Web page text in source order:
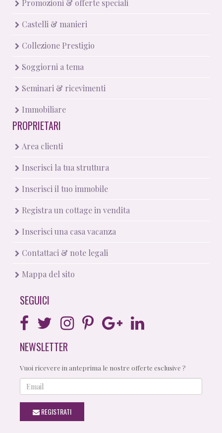
Promozioni & offerte speciali
Castelli & manieri
Collezione Prestigio
Soggiorni a tema
Seminari & ricevimenti
Immobiliare
PROPRIETARI
Area clienti
Inserisci la tua struttura
Inserisci il tuo immobile
Registra un cottage in vendita
Inserisci una casa vacanza
Contattaci & note legali
Mappa del sito
SEGUICI
NEWSLETTER
Vuoi ricevere in anteprima le nostre offerte esclusive ?
Email
REGISTRATI